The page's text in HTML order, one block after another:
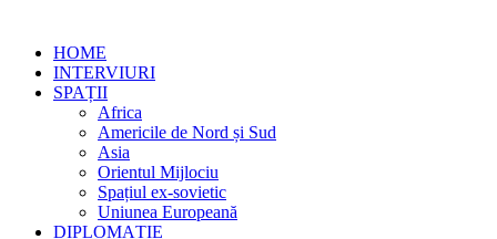
HOME
INTERVIURI
SPAȚII
Africa
Americile de Nord și Sud
Asia
Orientul Mijlociu
Spațiul ex-sovietic
Uniunea Europeană
DIPLOMAȚIE